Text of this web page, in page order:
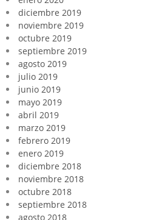
diciembre 2019
noviembre 2019
octubre 2019
septiembre 2019
agosto 2019
julio 2019
junio 2019
mayo 2019
abril 2019
marzo 2019
febrero 2019
enero 2019
diciembre 2018
noviembre 2018
octubre 2018
septiembre 2018
agosto 2018